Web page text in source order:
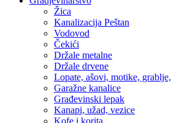
Žica
Kanalizacija Peštan
Vodovod
Čekići
Držale metalne
Držale drvene
Lopate, ašovi, motike, grablje,
Garažne kanalice
Građevinski lepak
Kanapi, užad, vezice
Kofe i korita